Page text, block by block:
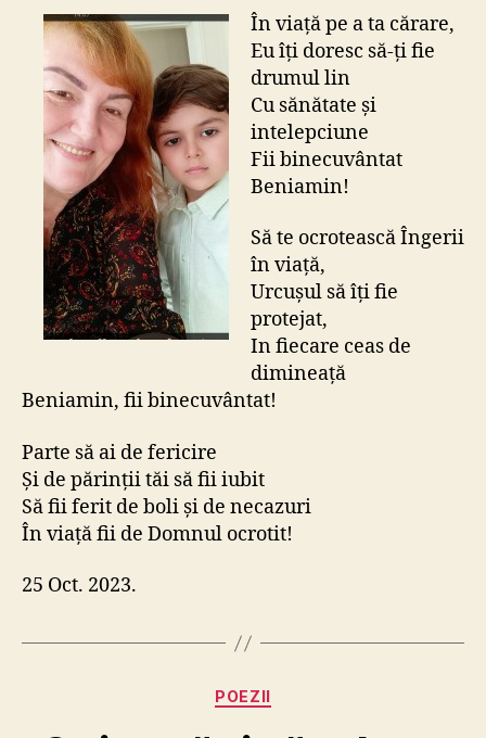
În viață pe a ta cărare,
Eu îți doresc să-ți fie
drumul lin
Cu sănătate și
intelepciune
Fii binecuvântat
Beniamin!
Să te ocrotească Îngerii
în viață,
Urcușul să îți fie
protejat,
In fiecare ceas de
dimineață
Beniamin, fii binecuvântat!
Parte să ai de fericire
Și de părinții tăi să fii iubit
Să fii ferit de boli și de necazuri
În viață fii de Domnul ocrotit!
25 Oct. 2023.
Categorii
POEZII